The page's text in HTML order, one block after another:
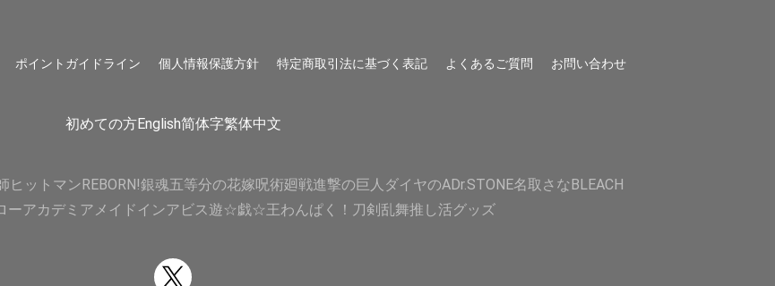
ポイントガイドライン 個人情報保護方針 特定商取引法に基づく表記 よくあるご質問 お問い合わせ
初めての方English简体字繁体中文
ヒットマンREBORN!銀魂五等分の花嫁呪術廻戦進撃の巨人 ダイヤのADr.STONE名取さな BLEACH
ーアカデミア メイドインアビス遊☆戯☆王わんぱく！刀剣乱舞推し活グッズ